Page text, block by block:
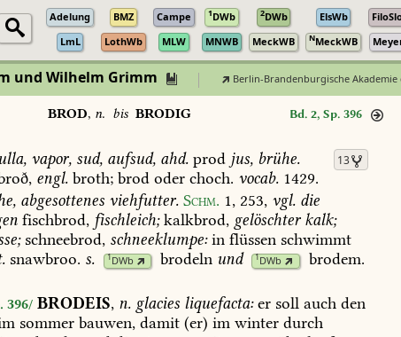
Adelung BMZ Campe 1DWb 2DWb ElsWb
LmL
LothWb MLW MNWB MeckWB NMeckWB
und Wilhelm Grimm Berlin-Brandenburgische Akademie
BROD, n. bis BRODIG Bd. 2, Sp. 396
13
vapor,sud,aufsud,ahd.prod jus,brühe.
engl. broth; brod oder choch. vocab. 1429.
abgesottenes viehfutter. Schm. 1, 253, vgl. die
fischbrod, fischleich;kalkbrod, gelöschterkalk;
schneebrod, schneeklumpe:in flüssen schwimmt
snawbroo. s. 1DWb brodeln und 1DWb brodem.
396/ BRODEIS, n. glaciesliquefacta:ersollauchden
sommer bauwen, damit (er) im winter durch